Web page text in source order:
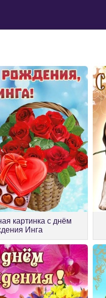
картинка с днём
Инга